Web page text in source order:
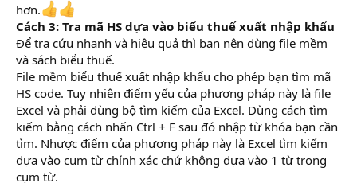
hơn.
Cách 3: Tra mã HS dựa vào biểu thuế xuất nhập khẩu
Để tra cứu nhanh và hiệu quả thì bạn nên dùng file mềm
và sách biểu thuế.
File mềm biểu thuế xuất nhập khẩu cho phép bạn tìm mã
HS code. Tuy nhiên điểm yếu của phương pháp này là file
Excel và phải dùng bộ tìm kiếm của Excel. Dùng cách tìm
kiếm bằng cách nhấn Ctrl + F sau đó nhập từ khóa bạn cần
tìm. Nhược điểm của phương pháp này là Excel tìm kiếm
dựa vào cụm từ chính xác chứ không dựa vào 1 từ trong
cụm từ.